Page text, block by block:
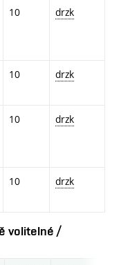
10 drzk
10 drzk
10 drzk
10 drzk
volitelné /